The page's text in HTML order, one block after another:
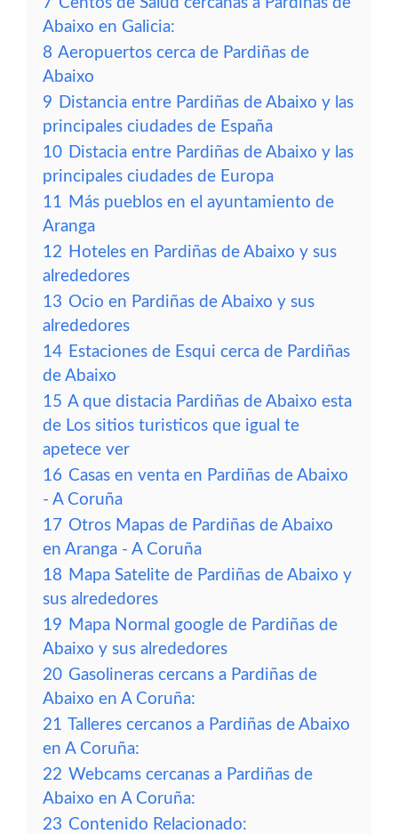
Abaixo en Galicia:
8 Aeropuertos cerca de Pardiñas de
Abaixo
9 Distancia entre Pardiñas de Abaixo y las
principales ciudades de España
10 Distacia entre Pardiñas de Abaixo y las
principales ciudades de Europa
11 Más pueblos en el ayuntamiento de
Aranga
12 Hoteles en Pardiñas de Abaixo y sus
alrededores
13 Ocio en Pardiñas de Abaixo y sus
alrededores
14 Estaciones de Esqui cerca de Pardiñas
de Abaixo
15 A que distacia Pardiñas de Abaixo esta
de Los sitios turisticos que igual te
apetece ver
16 Casas en venta en Pardiñas de Abaixo
- A Coruña
17 Otros Mapas de Pardiñas de Abaixo
en Aranga - A Coruña
18 Mapa Satelite de Pardiñas de Abaixo y
sus alrededores
19 Mapa Normal google de Pardiñas de
Abaixo y sus alrededores
20 Gasolineras cercans a Pardiñas de
Abaixo en A Coruña:
21 Talleres cercanos a Pardiñas de Abaixo
en A Coruña:
22 Webcams cercanas a Pardiñas de
Abaixo en A Coruña:
23 Contenido Relacionado: